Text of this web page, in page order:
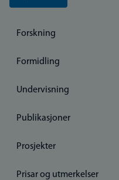
Forskning
Formidling
Undervisning
Publikasjoner
Prosjekter
Prisar og utmerkelser